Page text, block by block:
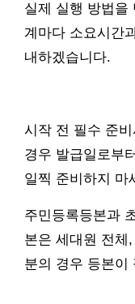
실제 실행 방법을
계마다 소요시간
내하겠습니다.
시작 전 필수 준
경우 발급일로부
일찍 준비하지 마
주민등록등본과
본은 세대원 전체
분의 경우 등본이